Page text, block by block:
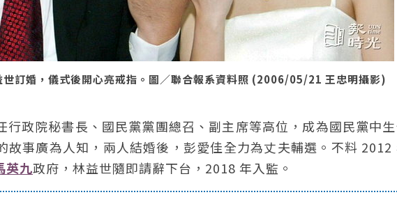
世訂婚，儀式後開心亮戒指。圖／聯合報系資料照 (2006/05/21 王忠明攝影)
行政院秘書長、國民黨黨團總召、副主席等高位，成為國民黨中
故事廣為人知，兩人結婚後，彭愛佳全力為丈夫輔選。不料 2012
英九政府，林益世隨即請辭下台，2018 年入監。